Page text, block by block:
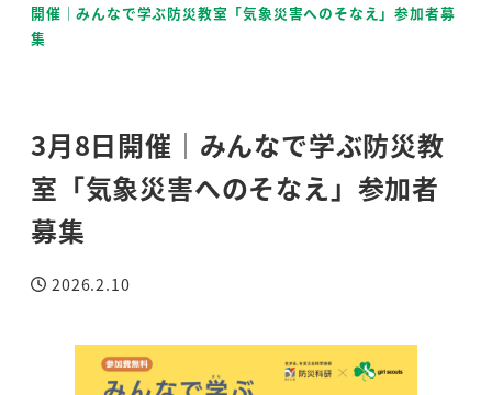
開催｜みんなで学ぶ防災教室「気象災害へのそなえ」参加者募
集
3月8日開催｜みんなで学ぶ防災教
室「気象災害へのそなえ」参加者
募集
投稿日
2026.2.10